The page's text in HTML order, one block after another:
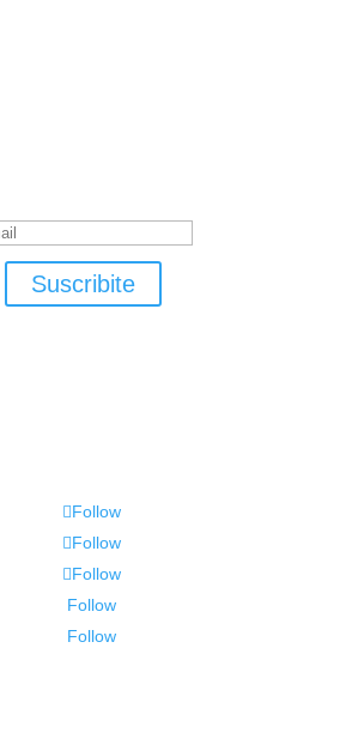
Suscribite
Follow
Follow
Follow
Follow
Follow